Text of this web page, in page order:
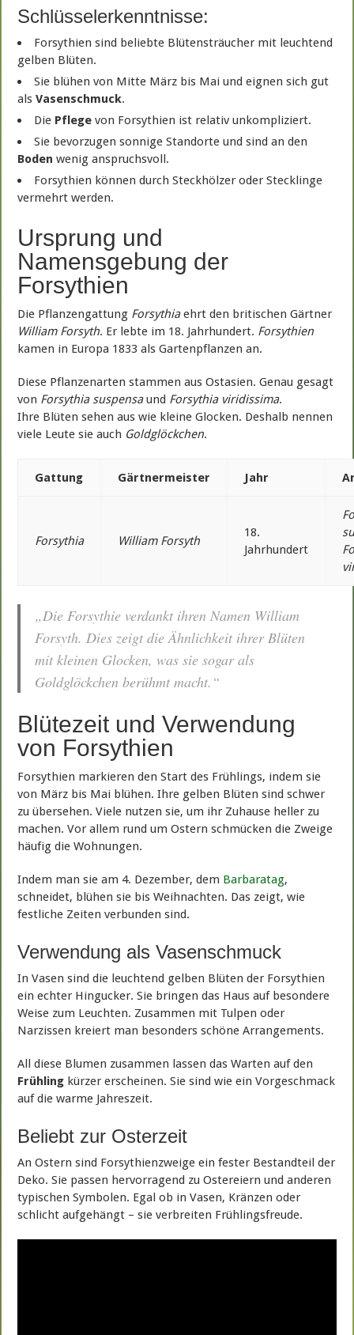
Schlüsselerkenntnisse:
Forsythien sind beliebte Blütensträucher mit leuchtend
gelben Blüten.
Sie blühen von Mitte März bis Mai und eignen sich gut
alsVasenschmuck.
Die Pflege von Forsythien ist relativ unkompliziert.
Sie bevorzugen sonnige Standorte und sind an den
Boden wenig anspruchsvoll.
Forsythien können durch Steckhölzer oder Stecklinge
vermehrt werden.
Ursprung und
Namensgebung der
Forsythien
Die Pflanzengattung Forsythiaehrt den britischen Gärtner
William Forsyth. Er lebte im 18. Jahrhundert. Forsythien
kamen in Europa 1833 als Gartenpflanzen an.
Diese Pflanzenarten stammen aus Ostasien. Genau gesagt
von Forsythia suspensaund Forsythia viridissima.
Ihre Blüten sehen aus wie kleine Glocken. Deshalb nennen
viele Leute sie auch Goldglöckchen.
Gattung Gärtnermeister Jahr
Forsythia William Forsyth
18.
Jahrhundert
„DieForsythie verdankt ihren Namen William
Forsyth. Dies zeigt die Ähnlichkeit ihrer Blüten
mit kleinen Glocken, was sie sogar als
Goldglöckchen berühmt macht.“
Blütezeit und Verwendung
von Forsythien
Forsythien markieren den Start des Frühlings, indem sie
von März bis Mai blühen. Ihre gelben Blüten sind schwer
zu übersehen. Viele nutzen sie, um ihr Zuhause heller zu
machen. Vor allem rund um Ostern schmücken die Zweige
häufig die Wohnungen.
Indem man sie am 4. Dezember, dem Barbaratag,
schneidet, blühen sie bis Weihnachten. Das zeigt, wie
festliche Zeiten verbunden sind.
Verwendung als Vasenschmuck
In Vasen sind die leuchtend gelben Blüten der Forsythien
ein echter Hingucker. Sie bringen das Haus auf besondere
Weise zum Leuchten. Zusammen mit Tulpen oder
Narzissen kreiert man besonders schöne Arrangements.
All diese Blumen zusammen lassen das Warten auf den
Frühling kürzer erscheinen. Sie sind wie ein Vorgeschmack
auf die warme Jahreszeit.
Beliebt zur Osterzeit
An Ostern sind Forsythienzweige ein fester Bestandteil der
Deko. Sie passen hervorragend zu Ostereiern und anderen
typischen Symbolen. Egal ob in Vasen, Kränzen oder
schlicht aufgehängt – sie verbreiten Frühlingsfreude.